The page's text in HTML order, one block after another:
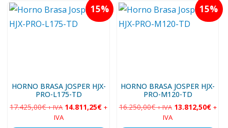
15
HORNO BRASA JOSPER HJX-
PRO-L175-TD
17.425,00€ + IVA 14.811,25€ +
IVA
15
HORNO BRASA JOSPER HJX-
PRO-M120-TD
16.250,00€ + IVA 13.812,50€ +
IVA